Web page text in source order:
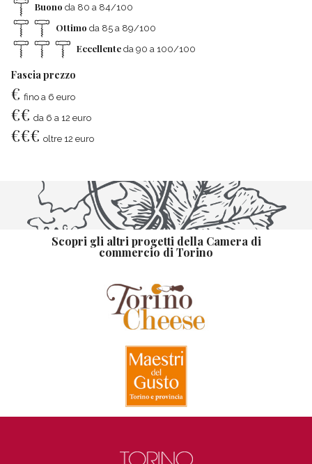
Buono da 80 a 84/100
Ottimo da 85 a 89/100
Eccellente da 90 a 100/100
Fascia prezzo
€ fino a 6 euro
€€ da 6 a 12 euro
€€€ oltre 12 euro
Scopri gli altri progetti della Camera di
commercio di Torino